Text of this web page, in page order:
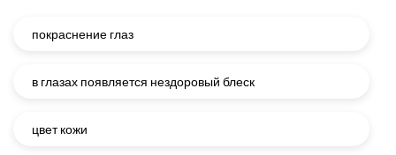
покраснение глаз
в глазах появляется нездоровый блеск
цвет кожи